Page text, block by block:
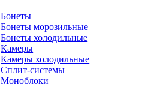
Бонеты
Бонеты морозильные
Бонеты холодильные
Камеры
Камеры холодильные
Сплит-системы
Моноблоки